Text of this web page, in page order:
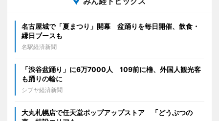
名古屋城で「夏まつり」開幕 盆踊りを毎日開催、飲食・
縁日ブースも
名駅経済新聞
「渋谷盆踊り」に6万7000人 109前に櫓、外国人観光客
も踊りの輪に
シブヤ経済新聞
大丸札幌店で任天堂ポップアップストア 「どうぶつの